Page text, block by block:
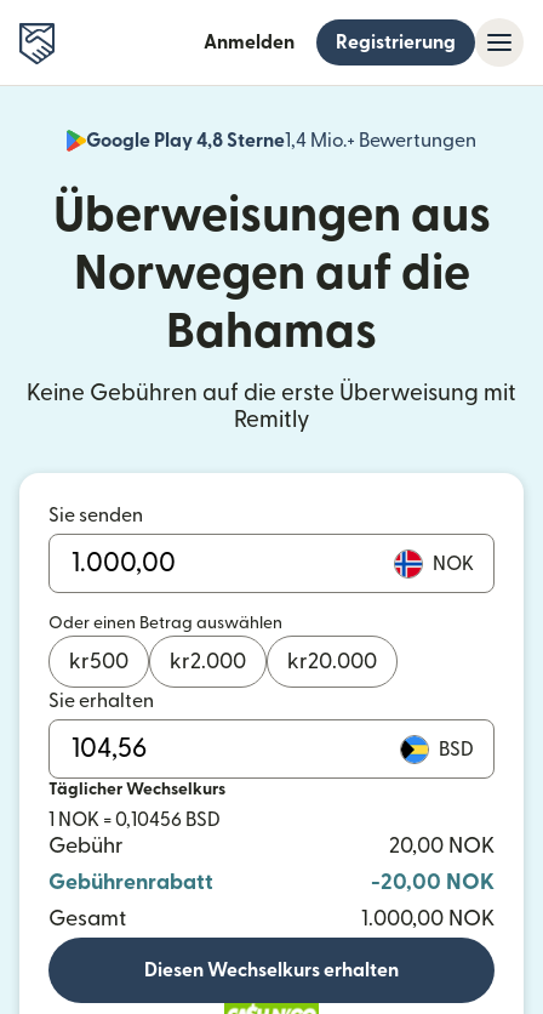
Anmelden Registrierung
Google Play 4,8 Sterne1,4 Mio.+ Bewertungen
Überweisungen aus
Norwegen auf die
Bahamas
Keine Gebühren auf die erste Überweisung mit
Remitly
Sie senden
NOK
Oder einen Betrag auswählen
kr500 kr2.000 kr20.000
Sie erhalten
BSD
Täglicher Wechselkurs
1 NOK = 0,10456 BSD
Gebühr
20,00 NOK
Gebührenrabatt
-20,00 NOK
Gesamt
1.000,00 NOK
Diesen Wechselkurs erhalten